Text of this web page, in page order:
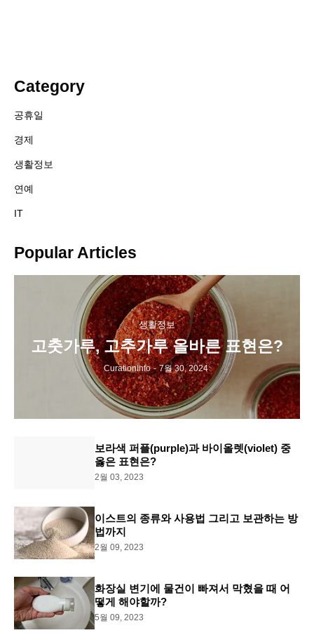
Category
공휴일
경제
생활정보
연예
IT
Popular Articles
생활정보
고춧가루, 고추가루 올바른 표현은?
CurationInfo - 7월 30, 2024
보라색 퍼플(purple)과 바이올렛(violet) 중
옳은 표현은?
2월 03, 2023
이스트의 종류와 사용법 그리고 보관하는 방
법까지
2월 09, 2023
화장실 변기에 물건이 빠져서 막혔을 때 어
떻게 해야할까?
5월 09, 2023